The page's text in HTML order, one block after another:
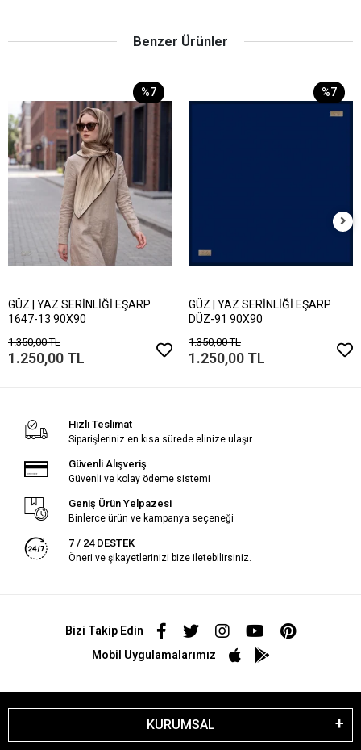
Benzer Ürünler
%7
GÜZ | YAZ SERİNLİĞİ EŞARP
1647-13 90X90
1.350,00 TL
1.250,00 TL
%7
GÜZ | YAZ SERİNLİĞİ EŞARP
DÜZ-91 90X90
1.350,00 TL
1.250,00 TL
Hızlı Teslimat
Siparişleriniz en kısa sürede elinize ulaşır.
Güvenli Alışveriş
Güvenli ve kolay ödeme sistemi
Geniş Ürün Yelpazesi
Binlerce ürün ve kampanya seçeneği
7 / 24 DESTEK
Öneri ve şikayetlerinizi bize iletebilirsiniz.
Bizi Takip Edin
Mobil Uygulamalarımız
KURUMSAL